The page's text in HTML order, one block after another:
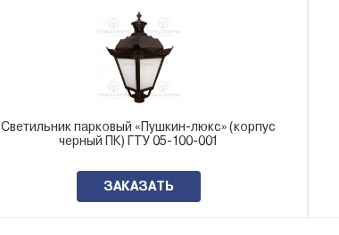
Светильник парковый «Пушкин-люкс» (корпус
черный ПК) ГТУ 05-100-001
ЗАКАЗАТЬ